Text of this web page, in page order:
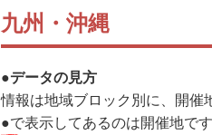
ダンス
演劇
創造ネットワーク
九州・沖縄
●データの見方
情報は地域ブロック別に、開催
●で表示してあるのは開催地です